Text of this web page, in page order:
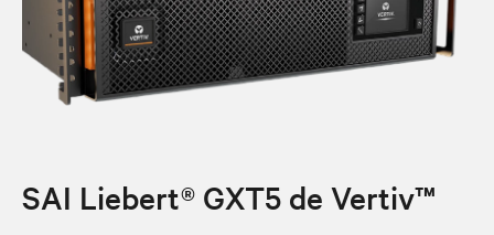
SAI Liebert® GXT5 de Vertiv™